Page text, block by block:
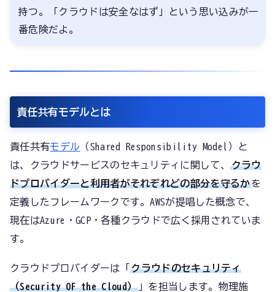
持つ。「クラウドは安全なはず」という思い込みが一
番危険だよ。
責任共有モデルとは
責任共有モデル （Shared Responsibility Model）と
は、クラウドサービスのセキュリティに関して、クラウ
ドプロバイダーと利用者がそれぞれどの部分を守るかを
定義したフレームワークです。AWSが提唱した概念で、
現在はAzure・GCP・各種クラウドで広く採用されていま
す。
クラウドプロバイダーは「 クラウドのセキュリティ
（Security OF the Cloud）」を担当します。物理施